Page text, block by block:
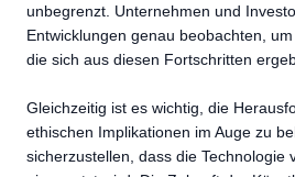
unbegrenzt. Unternehmen und
Entwicklungen genau beobachten,
die sich aus diesen Fortschritten
Gleichzeitig ist es wichtig, die
ethischen Implikationen im Auge zu
sicherzustellen, dass die Technologie